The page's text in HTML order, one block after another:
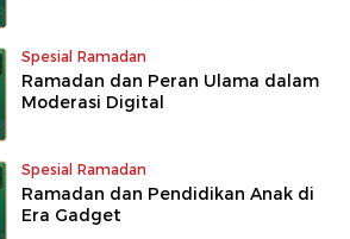
Spesial Ramadan
Ramadan dan Peran Ulama dalam
Moderasi Digital
Spesial Ramadan
Ramadan dan Pendidikan Anak di
Era Gadget